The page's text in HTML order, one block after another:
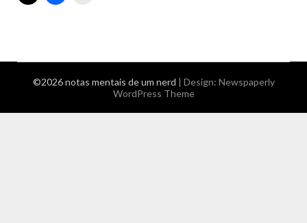
©2026 notas mentais de um nerd | Design: Newspaperly
WordPress Theme